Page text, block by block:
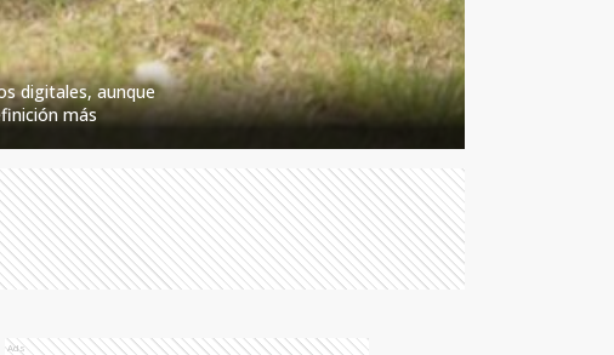
digitales, aunque
más
Ads